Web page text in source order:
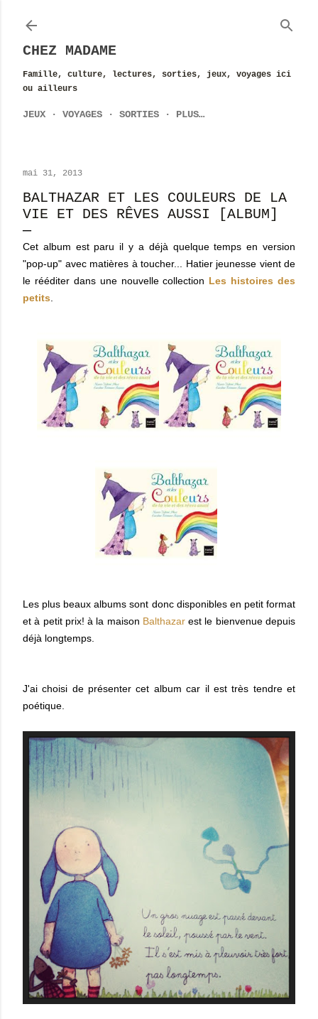
CHEZ MADAME
Famille, culture, lectures, sorties, jeux, voyages ici
ou ailleurs
JEUX VOYAGES SORTIES PLUS…
mai 31, 2013
BALTHAZAR ET LES COULEURS DE LA
VIE ET DES RÊVES AUSSI [ALBUM]
Cet album est paru il y a déjà quelque temps en version
"pop-up" avec matières à toucher... Hatier jeunesse vient de
le rééditer dans une nouvelle collection Les histoires des
petits
Les plus beaux albums sont donc disponibles en petit format
et à petit prix! à la maison Balthazarest le bienvenue depuis
déjà longtemps.
J'ai choisi de présenter cet album car il est très tendre et
poétique.